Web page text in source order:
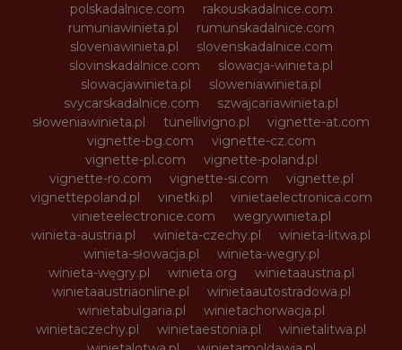
polskadalnice.com
rakouskadalnice.com
rumuniawinieta.pl
rumunskadalnice.com
sloveniawinieta.pl
slovenskadalnice.com
slovinskadalnice.com
slowacja-winieta.pl
slowacjawinieta.pl
sloweniawinieta.pl
svycarskadalnice.com
szwajcariawinieta.pl
słoweniawinieta.pl
tunellivigno.pl
vignette-at.com
vignette-bg.com
vignette-cz.com
vignette-pl.com
vignette-poland.pl
vignette-ro.com
vignette-si.com
vignette.pl
vignettepoland.pl
vinetki.pl
vinietaelectronica.com
vinieteelectronice.com
wegrywinieta.pl
winieta-austria.pl
winieta-czechy.pl
winieta-litwa.pl
winieta-słowacja.pl
winieta-wegry.pl
winieta-węgry.pl
winieta.org
winietaaustria.pl
winietaaustriaonline.pl
winietaautostradowa.pl
winietabulgaria.pl
winietachorwacja.pl
winietaczechy.pl
winietaestonia.pl
winietalitwa.pl